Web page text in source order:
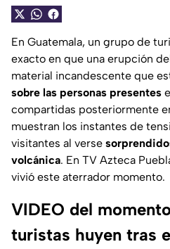
En Guatemala, un grupo de
exacto en que una erupción
material incandescente que
sobre las personas presentes
compartidas posteriormente
muestran los instantes de
visitantes al verse
volcánica. En TV Azteca
vivió este aterrador momento.
VIDEO del
turistas huyen tras